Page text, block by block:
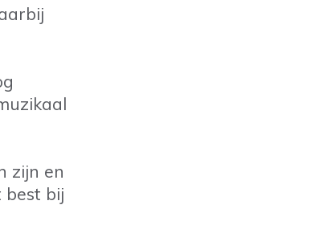
zijn en
bij